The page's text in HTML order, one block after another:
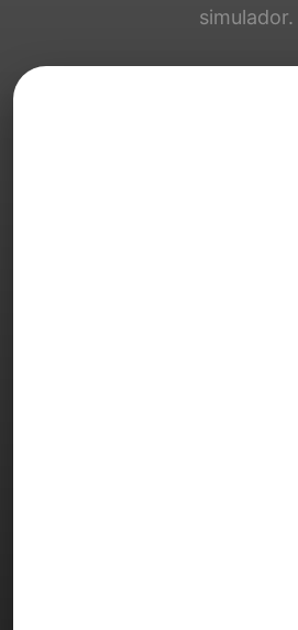
simulador.